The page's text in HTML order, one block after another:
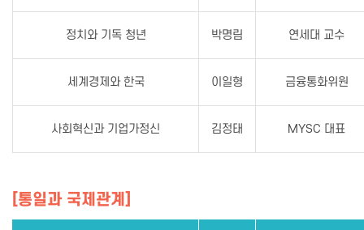
정치와 기독 청년 박명림 연세대 교수
세계경제와 한국 이일형 금융통화위원
사회혁신과 기업가정신 김정태 MYSC 대표
[통일과 국제관계]